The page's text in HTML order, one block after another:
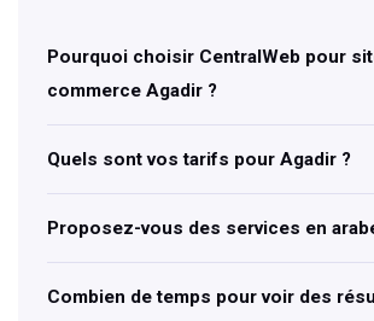
Pourquoi choisir CentralWeb pour
commerce Agadir ?
Quels sont vos tarifs pour Agadir ?
Proposez-vous des services en
Combien de temps pour voir des